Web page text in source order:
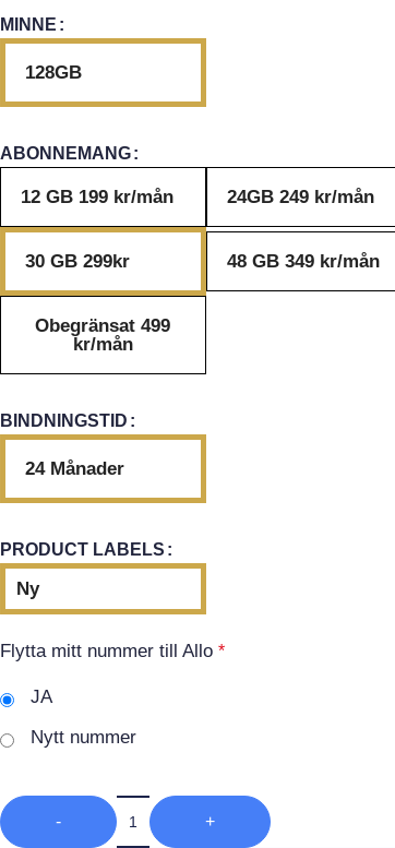
MINNE
128GB
ABONNEMANG
12 GB 199 kr/mån 24GB 249 kr/mån
30 GB 299kr 48 GB 349 kr/mån
Obegränsat 499
kr/mån
BINDNINGSTID
24 Månader
PRODUCT LABELS
Ny
Flytta mitt nummer till Allo *
JA
Nytt nummer
- +